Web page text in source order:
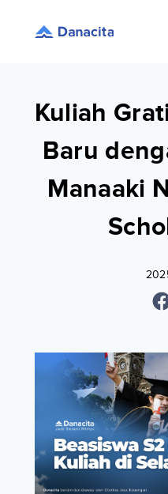
Kuliah
Baru
Manaaki